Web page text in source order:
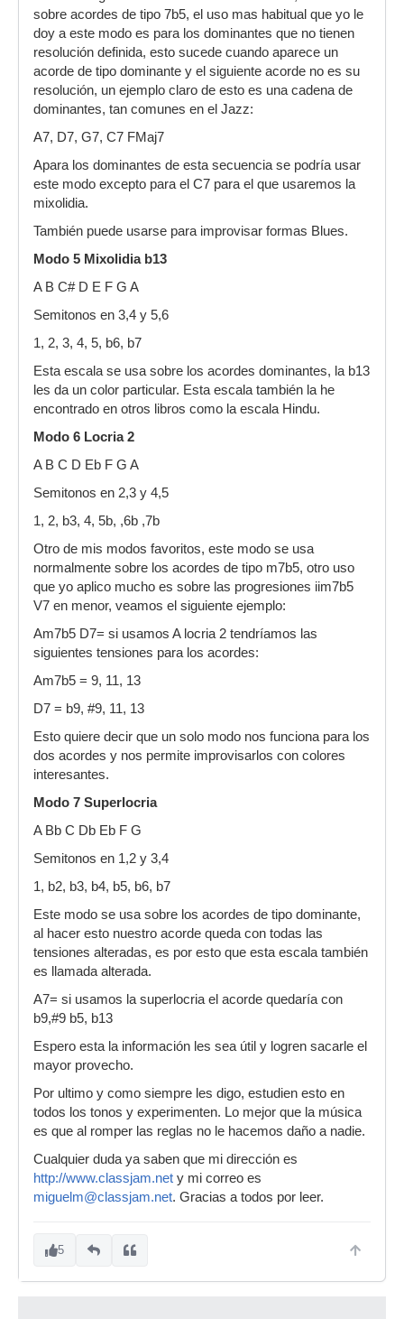
sobre acordes de tipo 7b5, el uso mas habitual que yo le
doy a este modo es para los dominantes que no tienen
resolución definida, esto sucede cuando aparece un
acorde de tipo dominante y el siguiente acorde no es su
resolución, un ejemplo claro de esto es una cadena de
dominantes, tan comunes en el Jazz:
A7, D7, G7, C7 FMaj7
Apara los dominantes de esta secuencia se podría usar
este modo excepto para el C7 para el que usaremos la
mixolidia.
También puede usarse para improvisar formas Blues.
Modo 5 Mixolidia b13
A B C# D E F G A
Semitonos en 3,4 y 5,6
1, 2, 3, 4, 5, b6, b7
Esta escala se usa sobre los acordes dominantes, la b13
les da un color particular. Esta escala también la he
encontrado en otros libros como la escala Hindu.
Modo 6 Locria 2
A B C D Eb F G A
Semitonos en 2,3 y 4,5
1, 2, b3, 4, 5b, ,6b ,7b
Otro de mis modos favoritos, este modo se usa
normalmente sobre los acordes de tipo m7b5, otro uso
que yo aplico mucho es sobre las progresiones iim7b5
V7 en menor, veamos el siguiente ejemplo:
Am7b5 D7= si usamos A locria 2 tendríamos las
siguientes tensiones para los acordes:
Am7b5 = 9, 11, 13
D7 = b9, #9, 11, 13
Esto quiere decir que un solo modo nos funciona para los
dos acordes y nos permite improvisarlos con colores
interesantes.
Modo 7 Superlocria
A Bb C Db Eb F G
Semitonos en 1,2 y 3,4
1, b2, b3, b4, b5, b6, b7
Este modo se usa sobre los acordes de tipo dominante,
al hacer esto nuestro acorde queda con todas las
tensiones alteradas, es por esto que esta escala también
es llamada alterada.
A7= si usamos la superlocria el acorde quedaría con
b9,#9 b5, b13
Espero esta la información les sea útil y logren sacarle el
mayor provecho.
Por ultimo y como siempre les digo, estudien esto en
todos los tonos y experimenten. Lo mejor que la música
es que al romper las reglas no le hacemos daño a nadie.
Cualquier duda ya saben que mi dirección es
http://www.classjam.net y mi correo es
miguelm@classjam.net. Gracias a todos por leer.
5